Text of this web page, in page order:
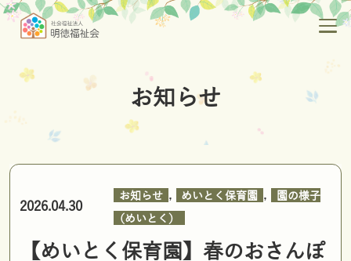
お知らせ
2026.04.30
お知らせ , めいとく保育園 ,
園の様子
（めいとく）
【めいとく保育園】春のおさんぽ